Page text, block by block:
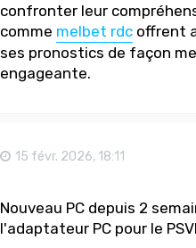
confronter leur
comme melbet rdcoffrent
ses pronostics de façon
engageante.
15 févr. 2026, 18:11
Nouveau PC depuis 2
l'adaptateur PC pour le